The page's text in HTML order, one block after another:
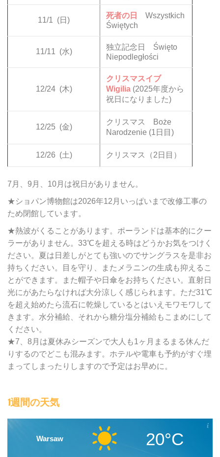
11/1 (日)
死者の日
Wszystkich
Świętych
11/11 (水)
独立記念日 Święto
Niepodległości
12/24 (木)
クリスマスイブ
Wigilia (2025年度から
祝日になりました)
12/25 (金)
クリスマス Boże
Narodzenie (1日目)
12/26 (土) クリスマス（2日目）
7月、9月、10月は祝日がありません。
★ショパン博物館は2026年12月いっぱいまで改修工事の
ため閉館しています。
★熱波がくることがあります。ポーランドは基本的にクー
ラーがありません。33℃を超える時はどうかお気をつけく
ださい。夏は日差しがとても強いのでサングラスを是非お
持ちください。目を守り、またメラニンの生成も抑えるこ
とができます。また帽子や日傘をお持ちください。直射日
光にがあたらなければ大分涼しく感じられます。ただ31℃
を超え始めたら流石に乾燥しているとはいえモワモワして
きます。水分補給、それから糖分塩分補給もこまめにして
ください。
★7、8月は夏休みシーズンで大人も1ヶ月まるまる休んだ
りするのでどこも混みます。ホテルや電車も予約がすぐ埋
まってしまったりしますので予定はお早めに。
1週間の天気
Warsaw 20°C